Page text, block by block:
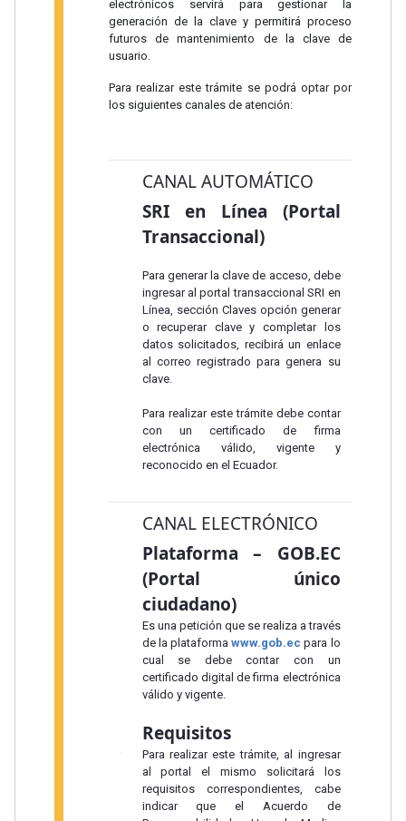
electrónicos servirá para gestionar la
generación de la clave y permitirá proceso
futuros de mantenimiento de la clave de
usuario.
Para realizar este trámite se podrá optar por
los siguientes canales de atención:
CANAL AUTOMÁTICO
SRI en Línea (Portal
Transaccional)
Para generar la clave de acceso, debe
ingresar al portal transaccional SRI en
Línea, sección Claves opción generar
o recuperar clave y completar los
datos solicitados, recibirá un enlace
al correo registrado para genera su
clave.
Para realizar este trámite debe contar
con un certificado de firma
electrónica válido, vigente y
reconocido en el Ecuador.
CANAL ELECTRÓNICO
Plataforma – GOB.EC
(Portal único
ciudadano)
Es una petición que se realiza a través
de la plataformawww.gob.ec para lo
cual se debe contar con un
certificado digital de firma electrónica
válido y vigente.
Requisitos
Para realizar este trámite, al ingresar
al portal el mismo solicitará los
requisitos correspondientes, cabe
indicar que el Acuerdo de